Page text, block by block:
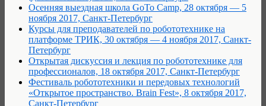
Осенняя выездная школа GoTo Camp, 28 октября — 5
ноября 2017, Санкт-Петербург
Курсы для преподавателей по робототехнике на
платформе ТРИК, 30 октября — 4 ноября 2017, Санкт-
Петербург
Открытая дискуссия и лекция по робототехнике для
профессионалов, 18 октября 2017, Санкт-Петербург
Фестиваль робототехники и передовых технологий
«Открытое пространство. Brain Fest», 8 октября 2017,
Санкт-Петербург